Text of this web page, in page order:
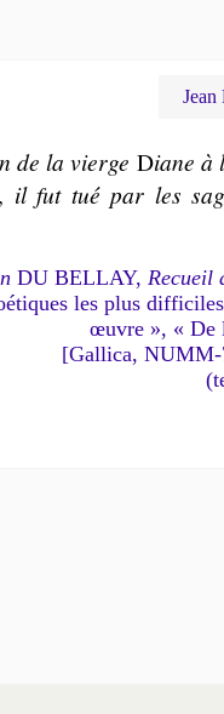
de la vierge Diane à
, il fut tué par les
DU BELLAY,Recueil
les plus
œuvre », « De
[Gallica, NUMM-